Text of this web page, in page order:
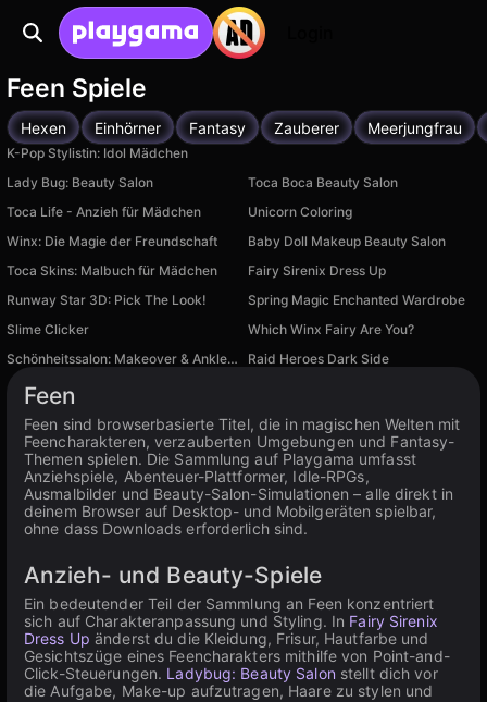
Feen Spiele
Hexen Einhörner Fantasy Zauberer Meerjungfrau
K-Pop Stylistin: Idol Mädchen
Lady Bug: Beauty Salon
Toca Boca Beauty Salon
Toca Life - Anzieh für Mädchen
Unicorn Coloring
Winx: Die Magie der Freundschaft
Baby Doll Makeup Beauty Salon
Toca Skins: Malbuch für Mädchen
Fairy Sirenix Dress Up
Runway Star 3D: Pick The Look!
Spring Magic Enchanted Wardrobe
Slime Clicker
Which Winx Fairy Are You?
Schönheitssalon: Makeover & Ankleiden
Raid Heroes Dark Side
Feen
Feen sind browserbasierte Titel, die in magischen Welten mit
Feencharakteren, verzauberten Umgebungen und Fantasy-
Themen spielen. Die Sammlung auf Playgama umfasst
Anziehspiele, Abenteuer-Plattformer, Idle-RPGs,
Ausmalbilder und Beauty-Salon-Simulationen – alle direkt in
deinem Browser auf Desktop- und Mobilgeräten spielbar,
ohne dass Downloads erforderlich sind.
Anzieh- und Beauty-Spiele
Ein bedeutender Teil der Sammlung an Feen konzentriert
sich auf Charakteranpassung und Styling. In Fairy Sirenix
Dress Up änderst du die Kleidung, Frisur, Hautfarbe und
Gesichtszüge eines Feencharakters mithilfe von Point-and-
Click-Steuerungen. Ladybug: Beauty Salon stellt dich vor
die Aufgabe, Make-up aufzutragen, Haare zu stylen und